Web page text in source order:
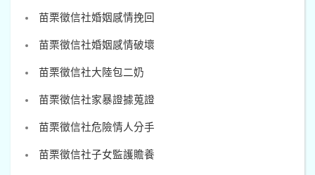
苗栗徵信社婚姻感情挽回
苗栗徵信社婚姻感情破壞
苗栗徵信社大陸包二奶
苗栗徵信社家暴證據蒐證
苗栗徵信社危險情人分手
苗栗徵信社子女監護贍養